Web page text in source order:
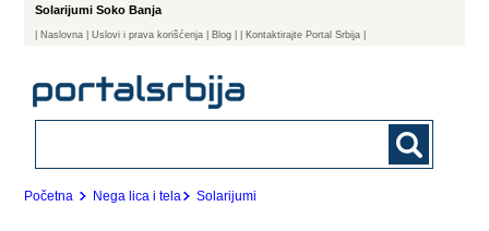
Solarijumi Soko Banja
Naslovna | Uslovi i prava korišćenja Blog | Kontaktirajte Portal Srbija |
Početna Nega lica i tela Solarijumi